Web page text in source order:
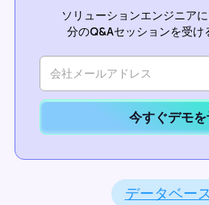
ソリューションエンジニア
分のQ&Aセッションを受け
今すぐデモ
データベー